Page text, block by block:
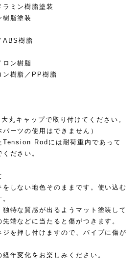
ミン樹脂塗装
脂塗装
ABS樹脂
ロン樹脂
ン樹脂／PP樹脂
丸キャップで取り付けてください。
パーツの使用はできません）
Tension Rodには耐荷重内であって
ださい。
をしない地色そのままです。使い込む
独特な質感が出るようマット塗装して
端などに当たると傷がつきます。
ジを押し付けますので、パイプに傷が
年変化をお楽しみください。